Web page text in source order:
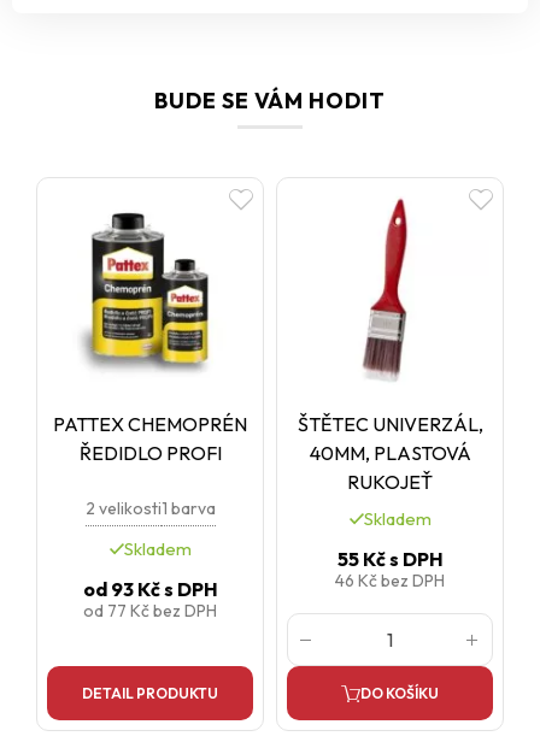
BUDE SE VÁM HODIT
PATTEX CHEMOPRÉN
ŘEDIDLO PROFI
2 velikosti1 barva
Skladem
od93 Kčs DPH
od 77 Kčbez DPH
DETAIL PRODUKTU
ŠTĚTEC UNIVERZÁL,
40MM, PLASTOVÁ
RUKOJEŤ
Skladem
55 Kčs DPH
46 Kčbez DPH
DO KOŠÍKU